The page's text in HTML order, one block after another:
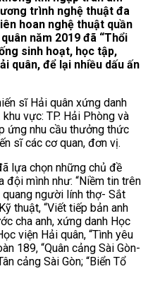
trình nghệ thuật đa
hoan nghệ thuật quần
năm 2019 đã “Thổi
sinh hoạt, học tập,
quân, để lại nhiều dấu ấn
sĩ Hải quân xứng danh
vực: TP. Hải Phòng và
ứng nhu cầu thưởng thức
sĩ các cơ quan, đơn vị.
lựa chọn những chủ đề
đội mình như: “Niềm tin trên
quang người lính thợ- Sắt
thuật, “Viết tiếp bản anh
cha anh, xứng danh Học
viện Hải quân, “Tình yêu
189, “Quân cảng Sài Gòn-
cảng Sài Gòn; “Biển Tổ